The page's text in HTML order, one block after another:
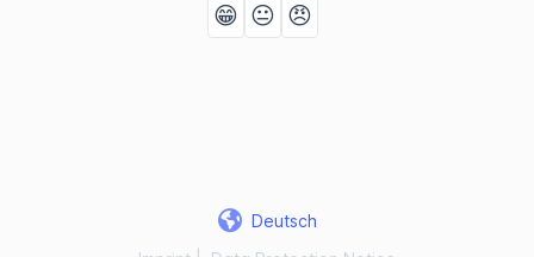
😁 😐 😠
Deutsch